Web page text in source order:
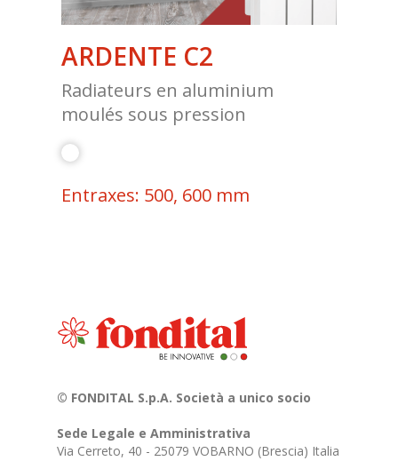
ARDENTE C2
Radiateurs en aluminium
moulés sous pression
Entraxes: 500, 600 mm
© FONDITAL S.p.A. Società a unico socio
Sede Legale e Amministrativa
Via Cerreto, 40 - 25079 VOBARNO (Brescia) Italia